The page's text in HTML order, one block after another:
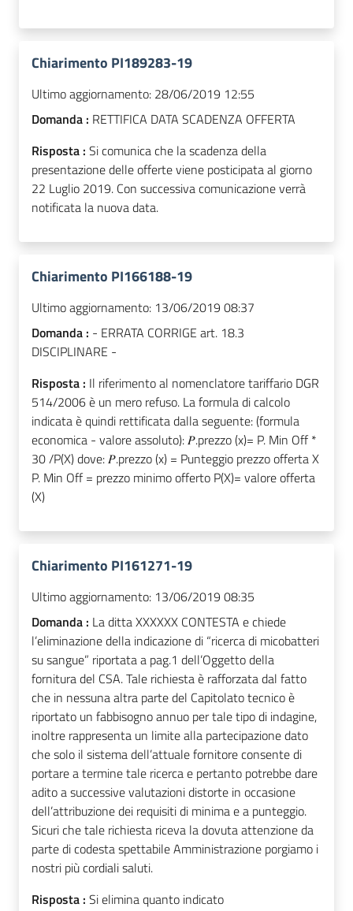
Chiarimento PI189283-19
Ultimo aggiornamento: 28/06/2019 12:55
Domanda : RETTIFICA DATA SCADENZA OFFERTA
Risposta : Si comunica che la scadenza della
presentazione delle offerte viene posticipata al giorno
22 Luglio 2019. Con successiva comunicazione verrà
notificata la nuova data.
Chiarimento PI166188-19
Ultimo aggiornamento: 13/06/2019 08:37
Domanda : - ERRATA CORRIGE art. 18.3
DISCIPLINARE -
Risposta : Il riferimento al nomenclatore tariffario DGR
514/2006 è un mero refuso. La formula di calcolo
indicata è quindi rettificata dalla seguente: (formula
economica - valore assoluto): 𝑃.prezzo (x)= P. Min Off *
30 /P(X) dove: 𝑃.prezzo (x) = Punteggio prezzo offerta X
P. Min Off = prezzo minimo offerto P(X)= valore offerta
(X)
Chiarimento PI161271-19
Ultimo aggiornamento: 13/06/2019 08:35
Domanda : La ditta XXXXXX CONTESTA e chiede
l’eliminazione della indicazione di “ricerca di micobatteri
su sangue” riportata a pag.1 dell’Oggetto della
fornitura del CSA. Tale richiesta è rafforzata dal fatto
che in nessuna altra parte del Capitolato tecnico è
riportato un fabbisogno annuo per tale tipo di indagine,
inoltre rappresenta un limite alla partecipazione dato
che solo il sistema dell’attuale fornitore consente di
portare a termine tale ricerca e pertanto potrebbe dare
adito a successive valutazioni distorte in occasione
dell’attribuzione dei requisiti di minima e a punteggio.
Sicuri che tale richiesta riceva la dovuta attenzione da
parte di codesta spettabile Amministrazione porgiamo i
nostri più cordiali saluti.
Risposta : Si elimina quanto indicato